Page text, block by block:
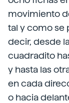
movimiento
tal y como se
decir, desde
cuadradito
y hasta las
en cada
o hacia